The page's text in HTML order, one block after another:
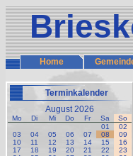
Home
Terminkalender
August 2026
Mo Di Mi Do Fr Sa
So
01
02
03
04 05 06 07 08
09
10
11 12 13 14 15
16
17
18 19 20 21 22
23